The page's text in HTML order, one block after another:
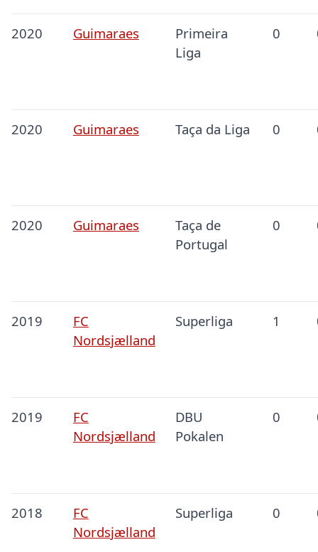
2020 Guimaraes
Primeira
Liga
0
2020 Guimaraes Taça da Liga 0
2020 Guimaraes
Taça de
Portugal
0
2019
FC
Nordsjælland
Superliga 1
2019
FC
Nordsjælland
DBU
Pokalen
0
2018
FC
Nordsjælland
Superliga 0